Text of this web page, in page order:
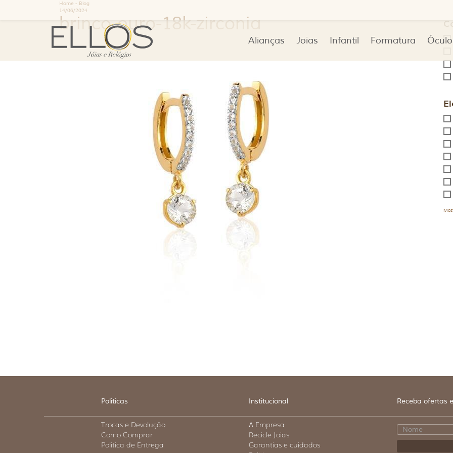
Alianças Joias Infantil Formatura
Home - Blog
14/06/2024
brinco-ouro-18k-zirconia
Politicas Institucional Receba ofertas
Trocas e Devolução
Como Comprar
Politica de Entrega
A Empresa
Recicle Joias
Garantias e cuidados